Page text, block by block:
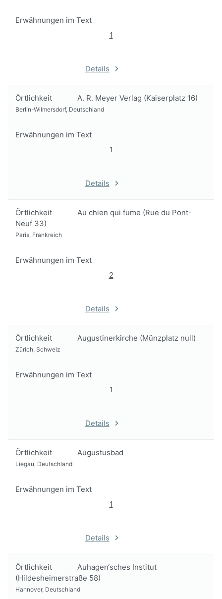
Erwähnungen im Text
1
Details
Örtlichkeit A. R. Meyer Verlag (Kaiserplatz 16)
Berlin-Wilmersdorf, Deutschland
Erwähnungen im Text
1
Details
Örtlichkeit
Au chien qui fume (Rue du Pont-
Neuf 33)
Paris, Frankreich
Erwähnungen im Text
2
Details
Örtlichkeit Augustinerkirche (Münzplatz null)
Zürich, Schweiz
Erwähnungen im Text
1
Details
Örtlichkeit Augustusbad
Liegau, Deutschland
Erwähnungen im Text
1
Details
Örtlichkeit
Auhagen‘sches Institut
(Hildesheimerstraße 58)
Hannover, Deutschland